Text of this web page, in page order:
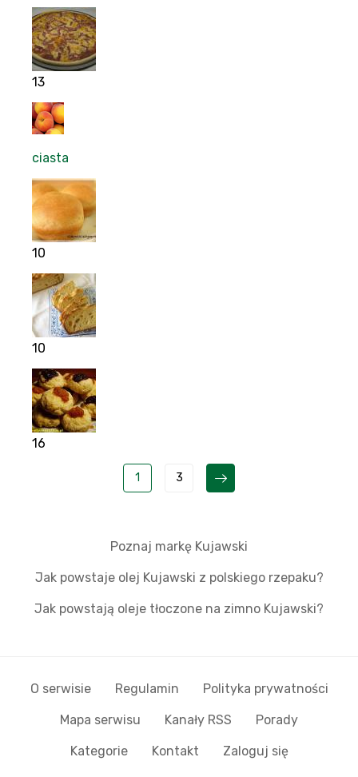
13
ciasta
10
10
16
1 3
Poznaj markę Kujawski
Jak powstaje olej Kujawski z polskiego rzepaku?
Jak powstają oleje tłoczone na zimno Kujawski?
O serwisie Regulamin Polityka prywatności
Mapa serwisu Kanały RSS Porady
Kategorie Kontakt Zaloguj się